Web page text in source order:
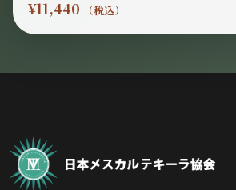
¥11,440 （税込）